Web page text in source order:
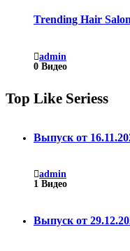
Trending Hair
admin
0 Видео
Top Like Seriess
Выпуск от
admin
1 Видео
Выпуск от